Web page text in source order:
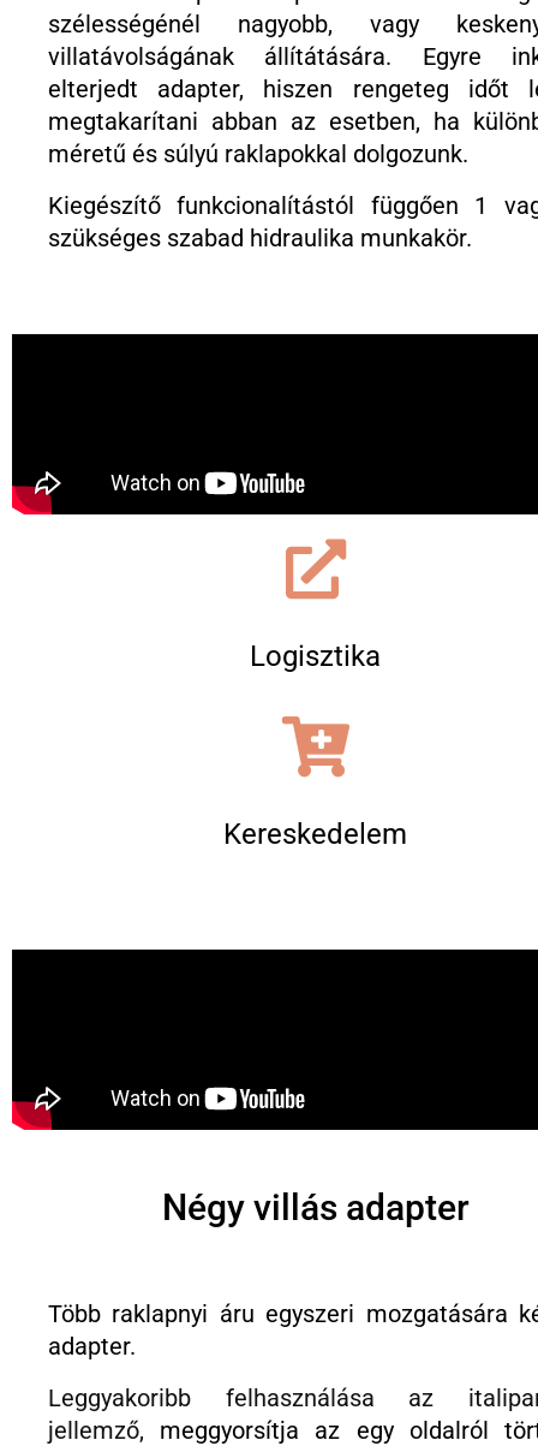
szélességénél nagyobb, vagy
villatávolságának állítátására. Egyre
elterjedt adapter, hiszen rengeteg időt
megtakarítani abban az esetben, ha
méretű és súlyú raklapokkal dolgozunk.
Kiegészítő funkcionalítástól függően 1
szükséges szabad hidraulika munkakör.
Logisztika
Kereskedelem
Négy villás adapter
Több raklapnyi áru egyszeri mozgatására
adapter.
Leggyakoribb felhasználása az italip
jellemző, meggyorsítja az egy oldalról